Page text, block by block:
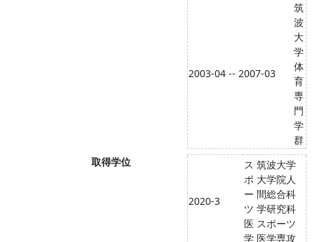
2003-04 -- 2007-03
筑
波
大
学
体
育
専
門
学
群
取得学位
2020-3
ス
ポ
ー
ツ
医
学
筑波大学
大学院人
間総合科
学研究科
スポーツ
医学専攻